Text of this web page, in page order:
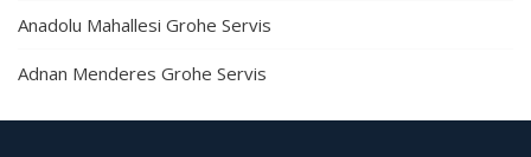
Anadolu Mahallesi Grohe Servis
Adnan Menderes Grohe Servis